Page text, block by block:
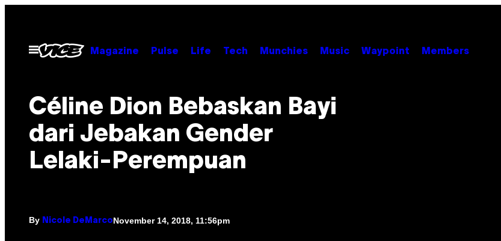
contentOpen
Menu
Magazine Pulse Life Tech Munchies Music Waypoint Members
Céline Dion Bebaskan Bayi
dari Jebakan Gender
Lelaki-Perempuan
By Nicole DeMarcoNovember 14, 2018, 11:56pm